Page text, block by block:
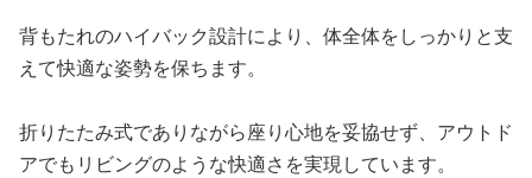
背もたれのハイバック設計により、体全体をしっかりと支
えて快適な姿勢を保ちます。
折りたたみ式でありながら座り心地を妥協せず、アウトド
アでもリビングのような快適さを実現しています。